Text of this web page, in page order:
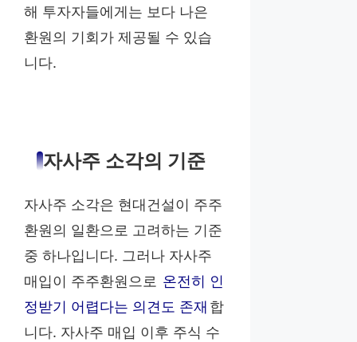
해 투자자들에게는 보다 나은
환원의 기회가 제공될 수 있습
니다.
자사주 소각의 기준
자사주 소각은 현대건설이 주주
환원의 일환으로 고려하는 기준
중 하나입니다. 그러나 자사주
매입이 주주환원으로 온전히 인
정받기 어렵다는 의견도 존재 합
니다. 자사주 매입 이후 주식 수